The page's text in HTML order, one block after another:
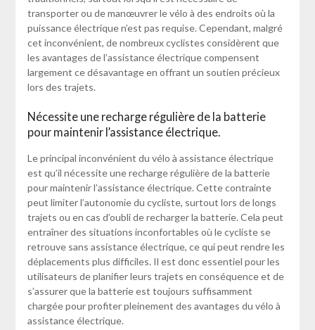
transporter ou de manœuvrer le vélo à des endroits où la
puissance électrique n’est pas requise. Cependant, malgré
cet inconvénient, de nombreux cyclistes considèrent que
les avantages de l’assistance électrique compensent
largement ce désavantage en offrant un soutien précieux
lors des trajets.
Nécessite une recharge régulière de la batterie
pour maintenir l’assistance électrique.
Le principal inconvénient du vélo à assistance électrique
est qu’il nécessite une recharge régulière de la batterie
pour maintenir l’assistance électrique. Cette contrainte
peut limiter l’autonomie du cycliste, surtout lors de longs
trajets ou en cas d’oubli de recharger la batterie. Cela peut
entraîner des situations inconfortables où le cycliste se
retrouve sans assistance électrique, ce qui peut rendre les
déplacements plus difficiles. Il est donc essentiel pour les
utilisateurs de planifier leurs trajets en conséquence et de
s’assurer que la batterie est toujours suffisamment
chargée pour profiter pleinement des avantages du vélo à
assistance électrique.